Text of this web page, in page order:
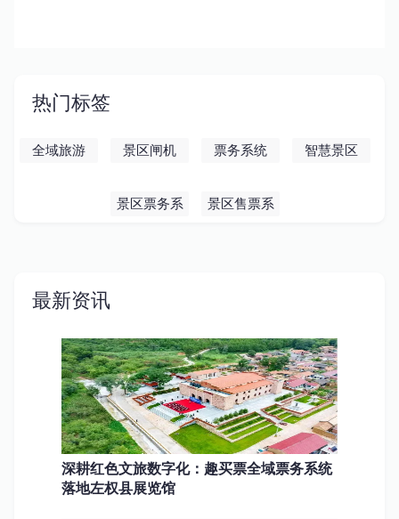
热门标签
全域旅游 景区闸机 票务系统 智慧景区
景区票务系
景区售票系
最新资讯
深耕红色文旅数字化：趣买票全域票务系统
落地左权县展览馆